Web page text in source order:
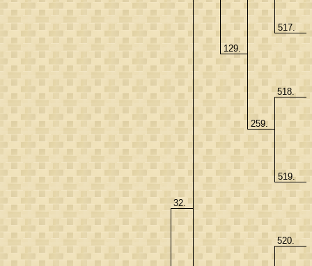
32.
129.
517.
259.
518.
519.
520.